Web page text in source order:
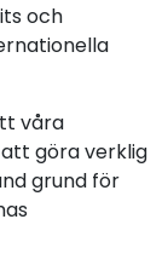
och
våra
göra verklig
grund för